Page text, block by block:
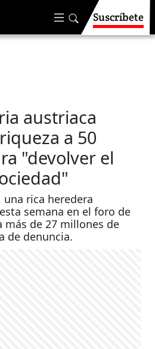
Suscríbete
austriaca
a 50
"devolver el
rica heredera
semana en el foro de
más de 27 millones de
de denuncia.